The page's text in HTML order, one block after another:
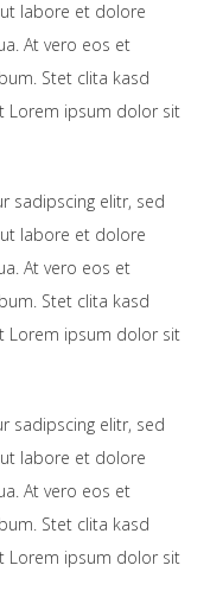
labore et dolore
At vero eos et
Stet clita kasd
Lorem ipsum dolor sit
sadipscing elitr, sed
labore et dolore
At vero eos et
Stet clita kasd
Lorem ipsum dolor sit
sadipscing elitr, sed
labore et dolore
At vero eos et
Stet clita kasd
Lorem ipsum dolor sit